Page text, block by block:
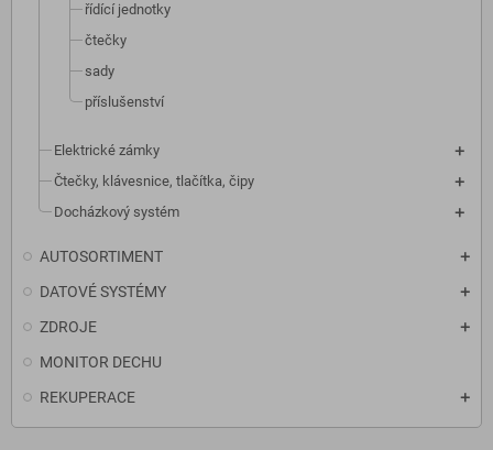
řídící jednotky
čtečky
sady
příslušenství
Elektrické zámky
Čtečky, klávesnice, tlačítka, čipy
Docházkový systém
AUTOSORTIMENT
DATOVÉ SYSTÉMY
ZDROJE
MONITOR DECHU
REKUPERACE